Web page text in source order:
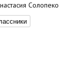
Солопеко